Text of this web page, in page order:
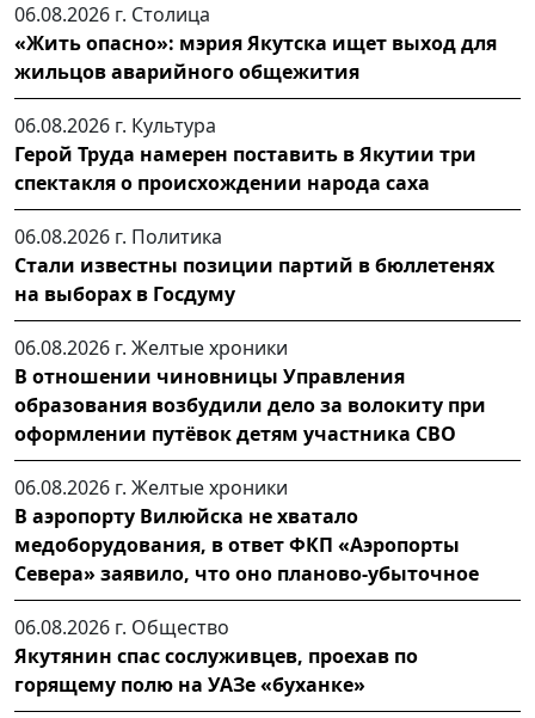
06.08.2026 г. Столица
«Жить опасно»: мэрия Якутска ищет выход для
жильцов аварийного общежития
06.08.2026 г. Культура
Герой Труда намерен поставить в Якутии три
спектакля о происхождении народа саха
06.08.2026 г. Политика
Стали известны позиции партий в бюллетенях
на выборах в Госдуму
06.08.2026 г. Желтые хроники
В отношении чиновницы Управления
образования возбудили дело за волокиту при
оформлении путёвок детям участника СВО
06.08.2026 г. Желтые хроники
В аэропорту Вилюйска не хватало
медоборудования, в ответ ФКП «Аэропорты
Севера» заявило, что оно планово-убыточное
06.08.2026 г. Общество
Якутянин спас сослуживцев, проехав по
горящему полю на УАЗе «буханке»